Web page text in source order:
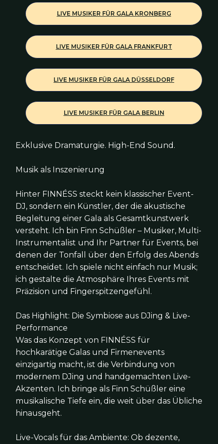
LIVE MUSIKER FÜR GALA KRONBERG
LIVE MUSIKER FÜR GALA FRANKFURT
LIVE MUSIKER FÜR GALA DÜSSELDORF
LIVE MUSIKER FÜR GALA BERLIN
Exklusive Dramaturgie. High-End Sound.
Musik als Inszenierung
Hinter FINNÉSS steckt kein klassischer Event-
DJ, sondern ein Künstler, der die akustische
Begleitung einer Gala als Gesamtkunstwerk
versteht. Ich bin Finn Schüßler – Musiker, Multi-
Instrumentalist und Ihr Partner für Events, bei
denen der Tonfall über den Erfolg des Abends
entscheidet. Ich spiele nicht einfach nur Musik;
ich gestalte die Atmosphäre Ihres Events mit
Präzision und Fingerspitzengefühl.
Das Highlight: Die Symbiose aus DJing & Live-
Performance
Was das Konzept von FINNÉSS für
hochkarätige Galas und Firmenevents
einzigartig macht, ist die Verbindung von
modernem DJing und handgemachten Live-
Akzenten. Ich bringe als Finn Schüßler eine
musikalische Tiefe ein, die weit über das Übliche
hinausgeht.
Live-Vocals für das Ambiente: Ob dezente,